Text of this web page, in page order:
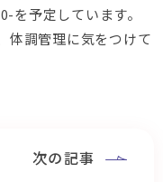
を予定しています。
体調管理に気をつけて
次の記事